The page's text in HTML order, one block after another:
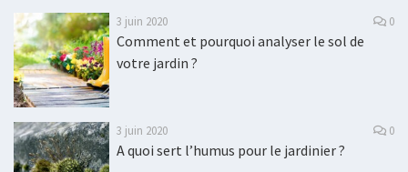
3 juin 2020 0
Comment et pourquoi analyser le sol de
votre jardin ?
3 juin 2020 0
A quoi sert l’humus pour le jardinier ?